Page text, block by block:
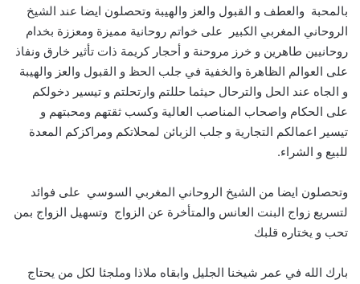
بالمحبة والعطف و القبول والعز والهيبة وتحصلون ايضا عند الشيخ
الروحاني المغربي الكبير على خواتم روحانية مميزة ومعززة بخدام
روحانيين طاهرين و خرز مروحنة و أحجار كريمة ذات تأثير خارق ونفاذ
على العوالم الظاهرة والخفية في جلب الحظ و القبول والعز والهيبة
و الجاه عند الحل والترحال حيثما حللتم وارتحلتم و تيسير دخولكم
على الحكام واصحاب المناصب العالية وكسب ثقتهم ومحبتهم و
تيسير اعمالكم التجارية و جلب الزبائن لمحلاتكم ومراكزكم المعدة
للبيع و الشراء.
وتحصلون ايضا من الشيخ الروحاني المغربي السوسي على فوائد
لتسريع زواج البنت العانس والمتأخرة عن الزواج وتسهيل الزواج بمن
تحب و يختاره قلبك
بارك الله في عمر شيخنا الجليل وابقاه ملاذا وملجئا لكل من يحتاج